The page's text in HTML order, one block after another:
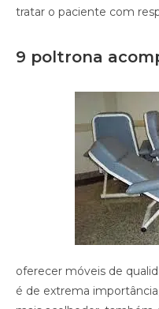
tratar o paciente com
9 poltrona
oferecer móveis de
é de extrema